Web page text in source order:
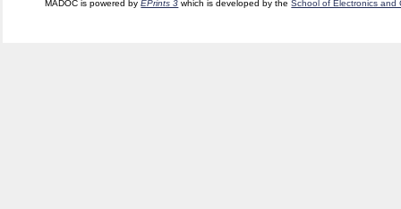
MADOC is powered byEPrints 3 which is developed by theSchool of Electronics and